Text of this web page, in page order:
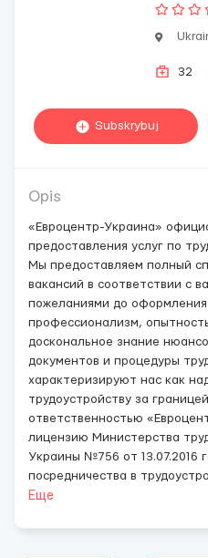
32
Subskrybuj
Opis
«Евроцентр-Украина»
предоставления услуг по
Мы предоставляем полный
вакансий в соответствии с
пожеланиями до
профессионализм,
доскональное знание
документов и процедуры
характеризируют нас как
трудоустройству за
ответственностью
лицензию Министерства
Украины №756 от 13.07.2016
посредничества в
Еще